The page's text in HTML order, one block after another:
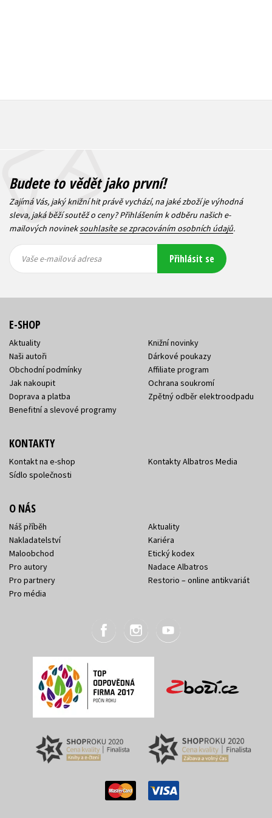
Budete to vědět jako první!
Zajímá Vás, jaký knižní hit právě vychází, na jaké zboží je výhodná
sleva, jaká běží soutěž o ceny? Přihlášením k odběru našich e-
mailových novineksouhlasíte se zpracováním osobních údajů.
mailová
mailová
Vaše e-mailová adresa Přihlásit se
E-SHOP
Aktuality
Naši autoři
Obchodní podmínky
Jak nakoupit
Doprava a platba
Benefitní a slevové programy
Knižní novinky
Dárkové poukazy
Affiliate program
Ochrana soukromí
Zpětný odběr elektroodpadu
KONTAKTY
Kontakt na e-shop
Sídlo společnosti
Kontakty Albatros Media
O NÁS
Náš příběh
Nakladatelství
Maloobchod
Pro autory
Pro partnery
Pro média
Aktuality
Kariéra
Etický kodex
Nadace Albatros
Restorio – online antikvariát